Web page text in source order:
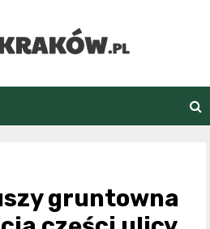
gruntowna